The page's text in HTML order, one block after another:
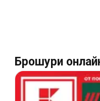
Брошури